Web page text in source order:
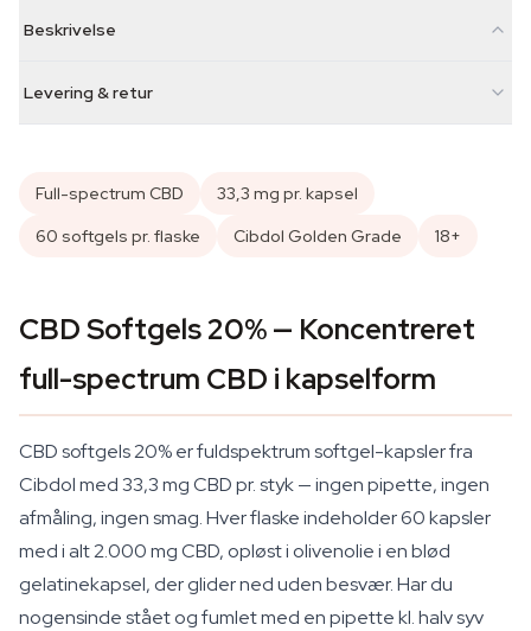
Beskrivelse
Levering & retur
Full-spectrum CBD
33,3 mg pr. kapsel
60 softgels pr. flaske
Cibdol Golden Grade 18+
CBD Softgels 20% — Koncentreret
full-spectrum CBD i kapselform
CBD softgels 20% er fuldspektrum softgel-kapsler fra
Cibdol med 33,3 mg CBD pr. styk — ingen pipette, ingen
afmåling, ingen smag. Hver flaske indeholder 60 kapsler
med i alt 2.000 mg CBD, opløst i olivenolie i en blød
gelatinekapsel, der glider ned uden besvær. Har du
nogensinde stået og fumlet med en pipette kl. halv syv